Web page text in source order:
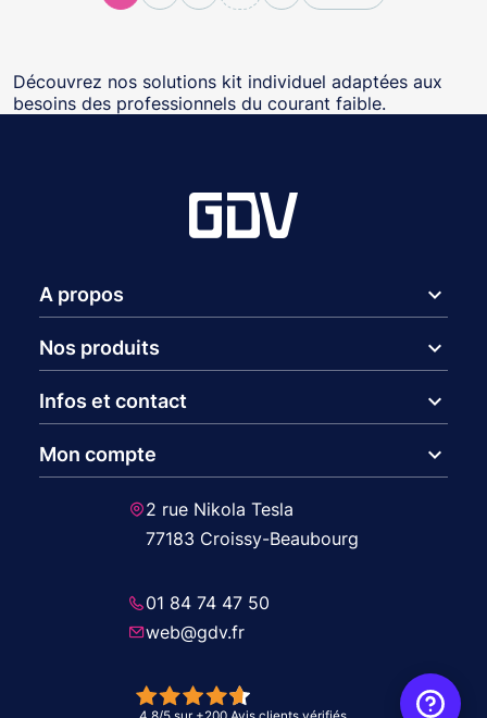
Découvrez nos solutions kit individuel adaptées aux
besoins des professionnels du courant faible.
A propos expand_more
Nos produits expand_more
Infos et contact expand_more
Mon compte expand_more
2 rue Nikola Tesla
77183 Croissy-Beaubourg
01 84 74 47 50
web@gdv.fr